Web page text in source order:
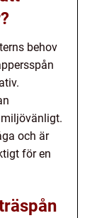
behov
och är
för en